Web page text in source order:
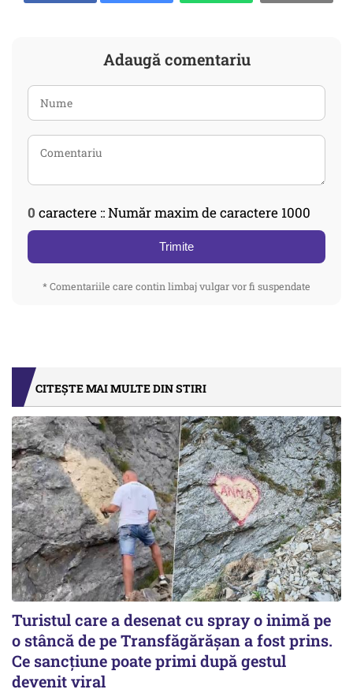
Adaugă comentariu
0 caractere :: Număr maxim de caractere 1000
Trimite
* Comentariile care contin limbaj vulgar vor fi suspendate
CITEȘTE MAI MULTE DIN STIRI
Turistul care a desenat cu spray o inimă pe
o stâncă de pe Transfăgărășan a fost prins.
Ce sancțiune poate primi după gestul
devenit viral